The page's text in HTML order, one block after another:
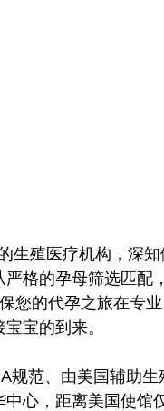
生殖医疗机构，深
格的孕母筛选匹配
您的代孕之旅在专
宝的到来。
规范、由美国辅助
心，距离美国使馆